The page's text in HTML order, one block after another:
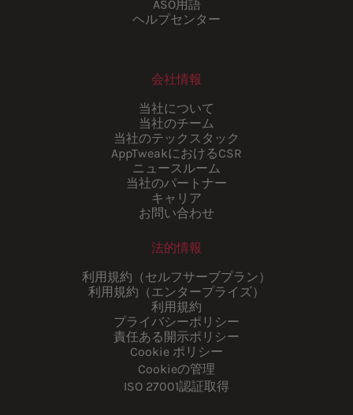
ASO用語
ヘルプセンター
会社情報
当社について
当社のチーム
当社のテックスタック
AppTweakにおけるCSR
ニュースルーム
当社のパートナー
キャリア
お問い合わせ
法的情報
利用規約（セルフサーブプラン）
利用規約（エンタープライズ）
利用規約
プライバシーポリシー
責任ある開示ポリシー
Cookie ポリシー
Cookieの管理
ISO 27001認証取得